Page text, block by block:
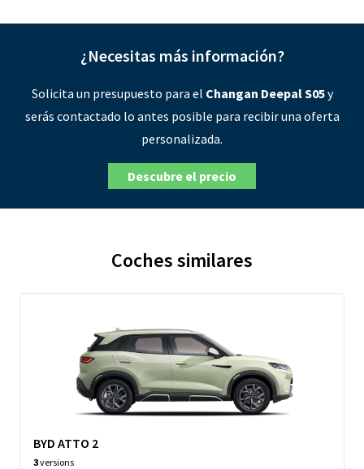
¿Necesitas más información?
Solicita un presupuesto para el Changan Deepal S05y
serás contactado lo antes posible para recibir una oferta
personalizada.
Descubre el precio
Coches similares
BYD ATTO 2
3versions